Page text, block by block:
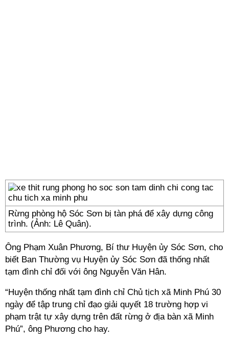
Rừng phòng hộ Sóc Sơn bị tàn phá để xây dựng công
trình. (Ảnh: Lê Quân).
Ông Phạm Xuân Phương, Bí thư Huyện ủy Sóc Sơn, cho
biết Ban Thường vụ Huyện ủy Sóc Sơn đã thống nhất
tạm đình chỉ đối với ông Nguyễn Văn Hân.
“Huyện thống nhất tạm đình chỉ Chủ tịch xã Minh Phú 30
ngày để tập trung chỉ đạo giải quyết 18 trường hợp vi
phạm trật tự xây dựng trên đất rừng ở địa bàn xã Minh
Phú”, ông Phương cho hay.